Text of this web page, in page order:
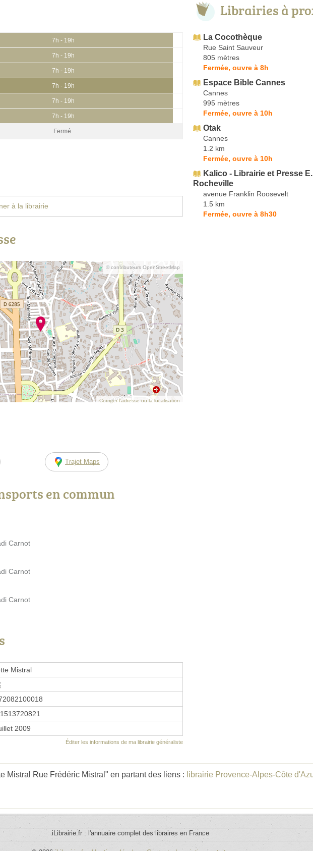
7h - 19h
7h - 19h
7h - 19h
7h - 19h
7h - 19h
7h - 19h
Fermé
à la librairie
© contributeurs OpenStreetMap
Corriger l’adresse ou la localisation
Trajet Maps
en commun
Carnot
Carnot
Carnot
Mistral
2009
Éditer les informations de ma librairie généraliste
Librairies à
La Cocothèque
Rue Saint Sauveur
805 mètres
Fermée, ouvre à 8h
Espace Bible Cannes
Cannes
995 mètres
Fermée, ouvre à 10h
Otak
Cannes
1.2 km
Fermée, ouvre à 10h
Kalico - Librairie et Presse
Rocheville
avenue Franklin Roosevelt
1.5 km
Fermée, ouvre à 8h30
Mistral Rue Frédéric Mistral" en partant des liens : librairie Provence-Alpes-Côte
iLibrairie.fr : l'annuaire complet des libraires en France